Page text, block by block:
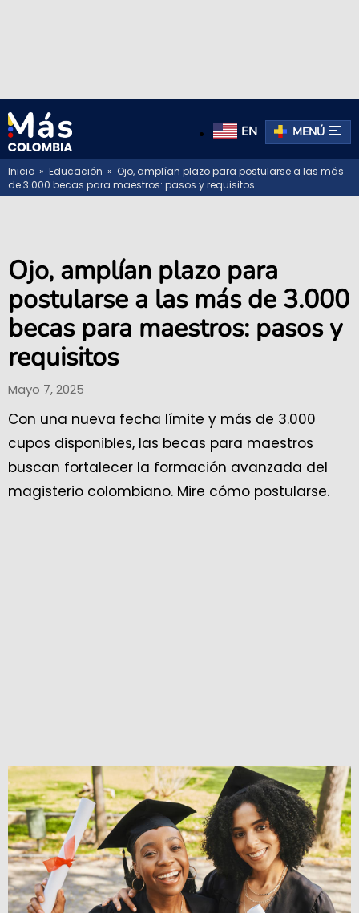
EN MENÚ
Inicio » Educación » Ojo, amplían plazo para postularse a las más
de 3.000 becas para maestros: pasos y requisitos
Ojo, amplían plazo para
postularse a las más de 3.000
becas para maestros: pasos y
requisitos
Mayo 7, 2025
Con una nueva fecha límite y más de 3.000
cupos disponibles, las becas para maestros
buscan fortalecer la formación avanzada del
magisterio colombiano. Mire cómo postularse.